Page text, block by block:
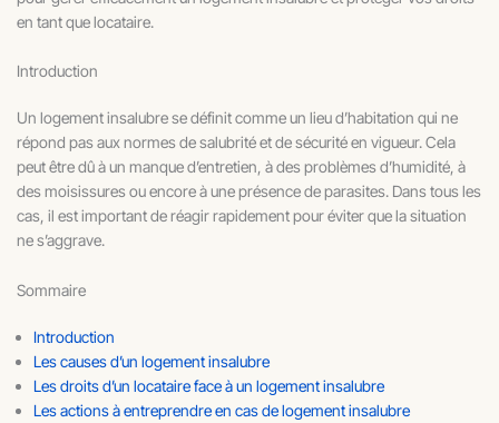
en tant que locataire.
Introduction
Un logement insalubre se définit comme un lieu d’habitation qui ne
répond pas aux normes de salubrité et de sécurité en vigueur. Cela
peut être dû à un manque d’entretien, à des problèmes d’humidité, à
des moisissures ou encore à une présence de parasites. Dans tous les
cas, il est important de réagir rapidement pour éviter que la situation
ne s’aggrave.
Sommaire
Introduction
Les causes d’un logement insalubre
Les droits d’un locataire face à un logement insalubre
Les actions à entreprendre en cas de logement insalubre